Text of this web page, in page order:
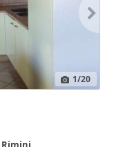
1/20